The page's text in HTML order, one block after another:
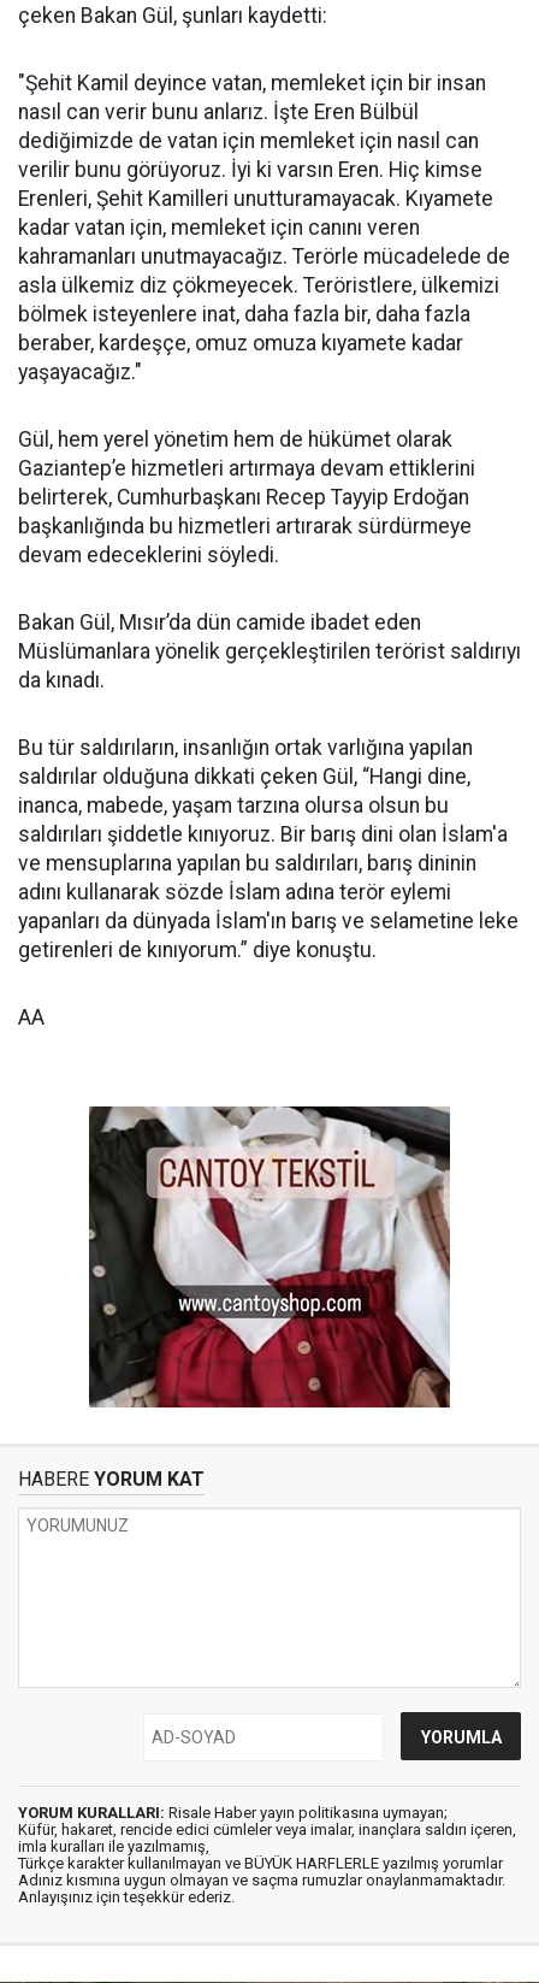
çeken Bakan Gül, şunları kaydetti:
"Şehit Kamil deyince vatan, memleket için bir insan
nasıl can verir bunu anlarız. İşte Eren Bülbül
dediğimizde de vatan için memleket için nasıl can
verilir bunu görüyoruz. İyi ki varsın Eren. Hiç kimse
Erenleri, Şehit Kamilleri unutturamayacak. Kıyamete
kadar vatan için, memleket için canını veren
kahramanları unutmayacağız. Terörle mücadelede de
asla ülkemiz diz çökmeyecek. Teröristlere, ülkemizi
bölmek isteyenlere inat, daha fazla bir, daha fazla
beraber, kardeşçe, omuz omuza kıyamete kadar
yaşayacağız."
Gül, hem yerel yönetim hem de hükümet olarak
Gaziantep’e hizmetleri artırmaya devam ettiklerini
belirterek, Cumhurbaşkanı Recep Tayyip Erdoğan
başkanlığında bu hizmetleri artırarak sürdürmeye
devam edeceklerini söyledi.
Bakan Gül, Mısır’da dün camide ibadet eden
Müslümanlara yönelik gerçekleştirilen terörist saldırıyı
da kınadı.
Bu tür saldırıların, insanlığın ortak varlığına yapılan
saldırılar olduğuna dikkati çeken Gül, “Hangi dine,
inanca, mabede, yaşam tarzına olursa olsun bu
saldırıları şiddetle kınıyoruz. Bir barış dini olan İslam'a
ve mensuplarına yapılan bu saldırıları, barış dininin
adını kullanarak sözde İslam adına terör eylemi
yapanları da dünyada İslam'ın barış ve selametine leke
getirenleri de kınıyorum.” diye konuştu.
AA
HABERE YORUM KAT
YORUM KURALLARI: Risale Haber yayın politikasına uymayan;
Küfür, hakaret, rencide edici cümleler veya imalar, inançlara saldırı içeren,
imla kuralları ile yazılmamış,
Türkçe karakter kullanılmayan ve BÜYÜK HARFLERLE yazılmış yorumlar
Adınız kısmına uygun olmayan ve saçma rumuzlar onaylanmamaktadır.
Anlayışınız için teşekkür ederiz.